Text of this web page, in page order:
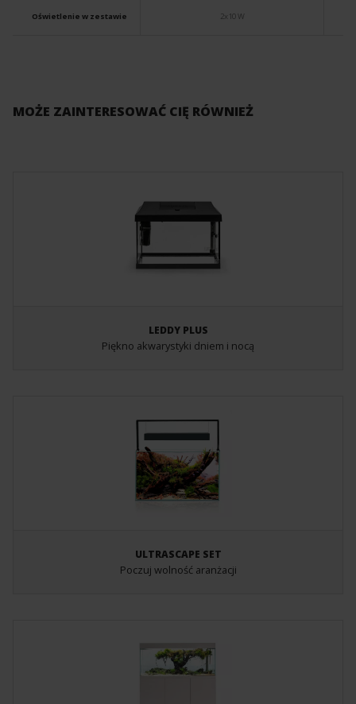
Oświetlenie w zestawie 2x10 W
MOŻE ZAINTERESOWAĆ CIĘ RÓWNIEŻ
LEDDY PLUS
Piękno akwarystyki dniem i nocą
ULTRASCAPE SET
Poczuj wolność aranżacji